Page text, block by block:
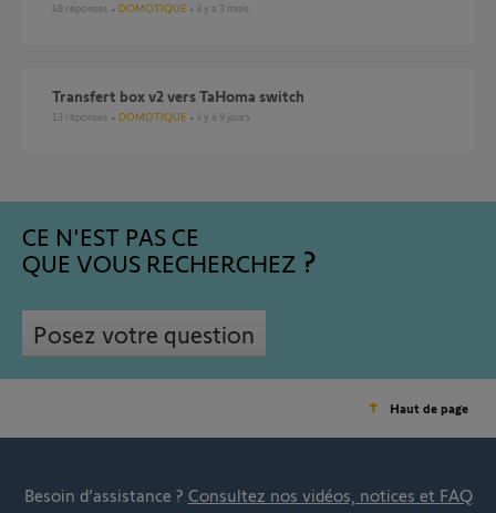
48 réponses DOMOTIQUE il y a 3 mois
Transfert box v2 vers TaHoma switch
13 réponses DOMOTIQUE il y a 9 jours
CE N'EST PAS CE
QUE VOUS RECHERCHEZ
Posez votre question
Haut de page
Besoin d’assistance ? Consultez nos vidéos, notices et FAQ